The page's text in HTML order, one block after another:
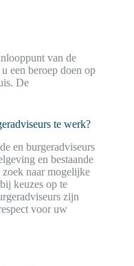
van de
een beroep doen op
De
te werk?
en burgeradviseurs
en bestaande
naar mogelijke
keuzes op te
zijn
voor uw